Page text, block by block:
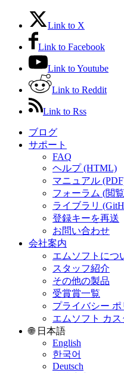
Link to X
Link to Facebook
Link to Youtube
Link to Reddit
Link to Rss
ブログ
サポート
FAQ
ヘルプ (HTML)
マニュアル
フォーラム (閲
ライブラリ
登録キーを再送
お問い合わせ
会社案内
エムソフトにつ
スタッフ紹介
その他の製品
受賞賞一覧
プライバシー ポ
エムソフト カ
🌐 日本語
English
한국어
Deutsch